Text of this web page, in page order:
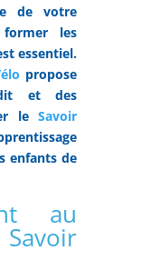
de votre
les
essentiel.
propose
et des
leSavoir
enfants de
au